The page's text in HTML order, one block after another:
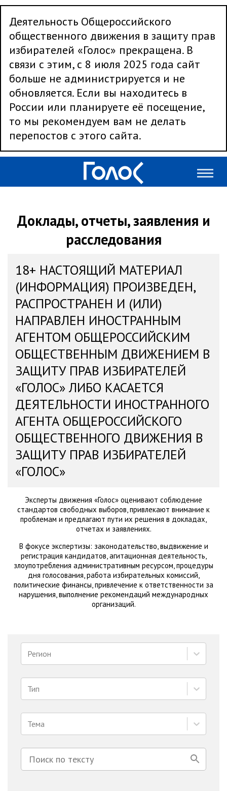
Деятельность Общероссийского
общественного движения в защиту прав
избирателей «Голос» прекращена. В
связи с этим, с 8 июля 2025 года сайт
больше не администрируется и не
обновляется. Если вы находитесь в
России или планируете её посещение,
то мы рекомендуем вам не делать
перепостов с этого сайта.
Доклады, отчеты, заявления и
расследования
18+ НАСТОЯЩИЙ МАТЕРИАЛ
(ИНФОРМАЦИЯ) ПРОИЗВЕДЕН,
РАСПРОСТРАНЕН И (ИЛИ)
НАПРАВЛЕН ИНОСТРАННЫМ
АГЕНТОМ ОБЩЕРОССИЙСКИМ
ОБЩЕСТВЕННЫМ ДВИЖЕНИЕМ В
ЗАЩИТУ ПРАВ ИЗБИРАТЕЛЕЙ
«ГОЛОС» ЛИБО КАСАЕТСЯ
ДЕЯТЕЛЬНОСТИ ИНОСТРАННОГО
АГЕНТА ОБЩЕРОССИЙСКОГО
ОБЩЕСТВЕННОГО ДВИЖЕНИЯ В
ЗАЩИТУ ПРАВ ИЗБИРАТЕЛЕЙ
«ГОЛОС»
Эксперты движения «Голос» оценивают соблюдение
стандартов свободных выборов, привлекают внимание к
проблемам и предлагают пути их решения в докладах,
отчетах и заявлениях.
В фокусе экспертизы: законодательство, выдвижение и
регистрация кандидатов, агитационная деятельность,
злоупотребления административным ресурсом, процедуры
дня голосования, работа избирательных комиссий,
политические финансы, привлечение к ответственности за
нарушения, выполнение рекомендаций международных
организаций.
Регион
Тип
Тема